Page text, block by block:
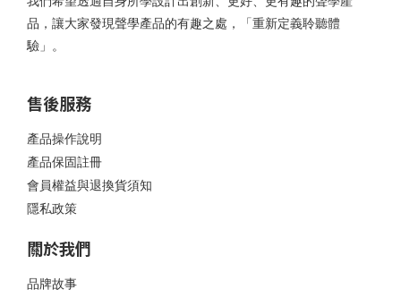
品，讓大家發現聲學產品的有趣之處，「重新定義聆聽體
驗」。
售後服務
產品操作說明
產品保固註冊
會員權益與退換貨須知
隱私政策
關於我們
品牌故事